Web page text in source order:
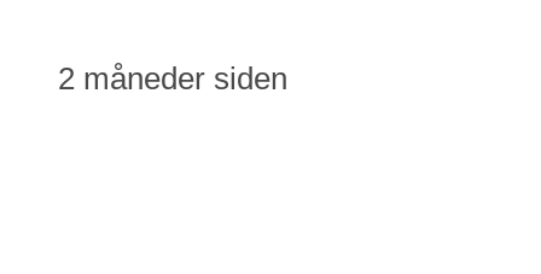
2 måneder siden